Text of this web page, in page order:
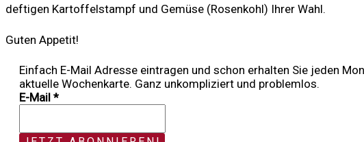
deftigen Kartoffelstampf und Gemüse (Rosenkohl) Ihrer Wahl.
Guten Appetit!
Einfach E-Mail Adresse eintragen und schon erhalten Sie jeden
aktuelle Wochenkarte. Ganz unkompliziert und problemlos.
E-Mail *